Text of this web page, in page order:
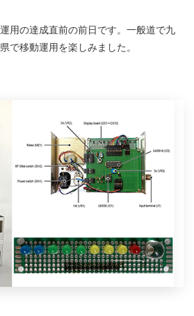
用の達成直前の前日です。一般道で九
で移動運用を楽しみました。